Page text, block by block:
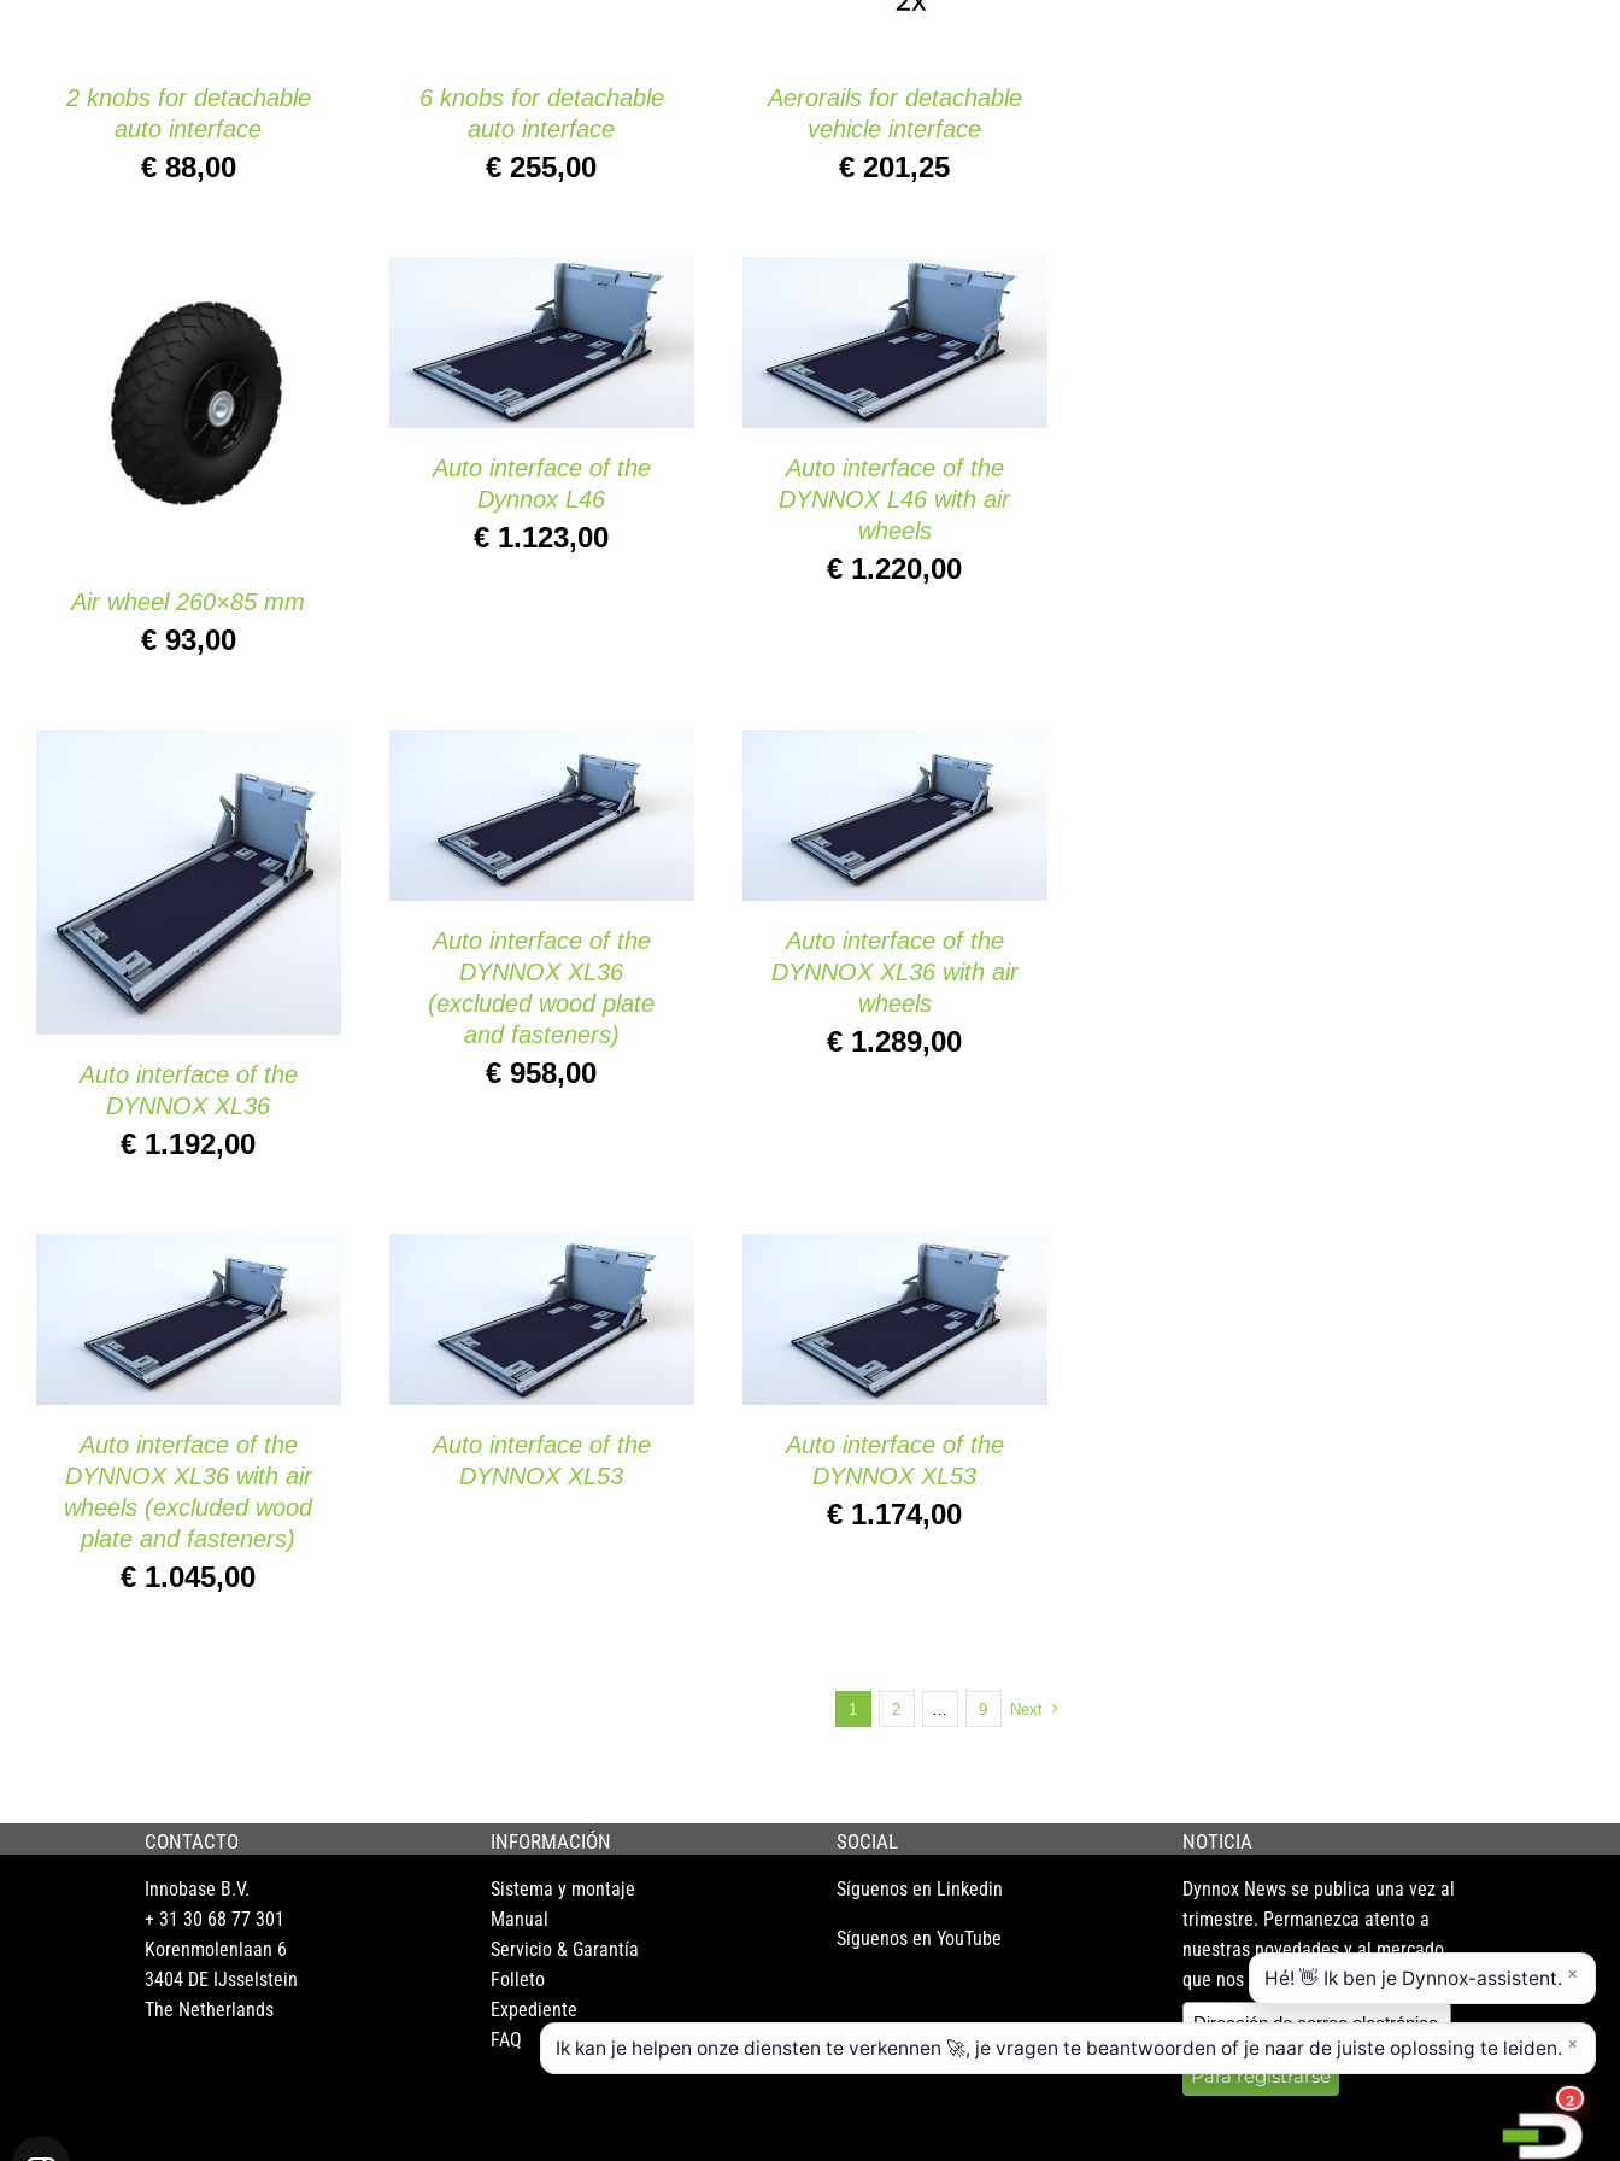
2 knobs for detachable
auto interface
€88,00
6 knobs for detachable
auto interface
€ 255,00
Aerorails for detachable
vehicle interface
€ 201,25
AÑADIR AL CARRITO
QUICK VIEW
Air wheel 260×85 mm
€93,00
AÑADIR AL CARRITO
/
QUICK VIEW
Auto interface of the
Dynnox L46
€ 1.123,00
AÑADIR AL CARRITO
/
QUICK VIEW
Auto interface of the
DYNNOX L46 with air
wheels
€ 1.220,00
AÑADIR AL CARRITO
/
QUICK VIEW
Auto interface of the
DYNNOX XL36
€ 1.192,00
AÑADIR AL CARRITO
/
QUICK VIEW
Auto interface of the
DYNNOX XL36
(excluded wood plate
and fasteners)
€ 958,00
AÑADIR AL CARRITO
/
QUICK VIEW
Auto interface of the
DYNNOX XL36 with air
wheels
€ 1.289,00
AÑADIR AL CARRITO
/
QUICK VIEW
Auto interface of the
DYNNOX XL36 with air
wheels (excluded wood
plate and fasteners)
€ 1.045,00
SELECCIONAR OPCIONES
Auto interface of the
DYNNOX XL53
AÑADIR AL CARRITO
/
Auto interface of the
DYNNOX XL53
€ 1.174,00
1 2 9 Next
CONTACTO INFORMACIÓN SOCIAL NOTICIA
Innobase B.V.
+ 31 30 68 77 301
Korenmolenlaan 6
3404 DE IJsselstein
The Netherlands
Sistema y montaje
Manual
Servicio & Garantía
Folleto
Expediente
FAQ
Síguenos en Linkedin
Síguenos en YouTube
Dynnox News se publica una vez al
trimestre. Permanezca atento a
nuestras novedades y al mercado
que nos rodea.
Para registrarse